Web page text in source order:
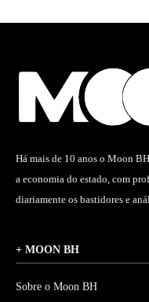
Há mais de 10 anos o Moon
a economia do estado, com
diariamente os bastidores e
+ MOON BH
Sobre o Moon BH